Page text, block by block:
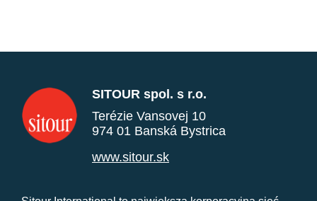
SITOUR spol. s r.o.
Terézie Vansovej 10
974 01 Banská Bystrica
www.sitour.sk